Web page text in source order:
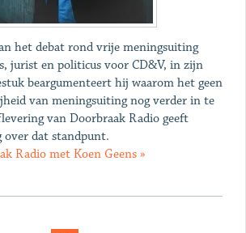
het debat rond vrije meningsuiting
jurist en politicus voor CD&V, in zijn
beargumenteert hij waarom het geen
van meningsuiting nog verder in te
van Doorbraak Radio geeft
over dat standpunt.
Radio met Koen Geens »